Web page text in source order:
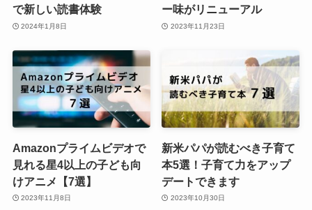
で新しい読書体験
2024年1月8日
ー味がリニューアル
2023年11月23日
Amazonプライムビデオで
見れる星4以上の子ども向
けアニメ【7選】
2023年11月8日
新米パパが読むべき子育て
本5選！子育て力をアップ
デートできます
2023年10月30日